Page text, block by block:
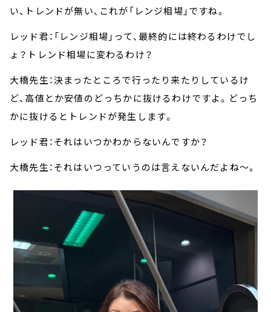
い、トレンドが無い、これが「レンジ相場」ですね。
レッド君：「レンジ相場」って、最終的には終わるわけでし
ょ？トレンド相場に変わるわけ？
大橋先生：決まったところで行ったり来たりしているけ
ど、高値とか安値のどっちかに抜けるわけですよ。どっち
かに抜けるとトレンドが発生します。
レッド君：それはいつかわからないんですか？
大橋先生：それはいつっていうのは言えないんだよね～。